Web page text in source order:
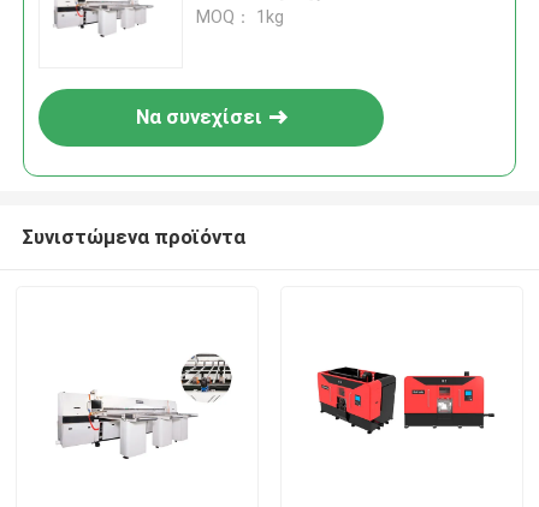
ταχύτητα σπινθήρα 3950
MOQ： 1kg
Να συνεχίσει
Συνιστώμενα προϊόντα